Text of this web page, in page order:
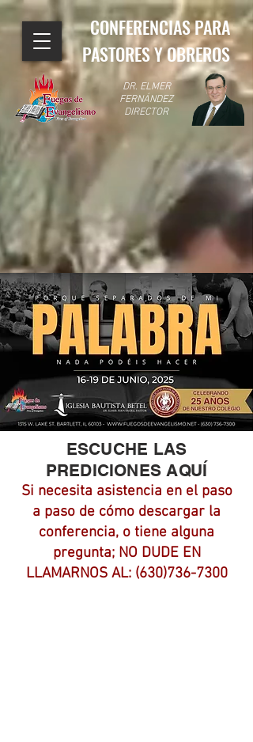
DR. ELMER
FERNÁNDEZ
DIRECTOR
CONFERENCIAS PARA
PASTORES Y OBREROS
ESCUCHE LAS
PREDICIONES AQUÍ
Si necesita asistencia en el paso
a paso de cómo descargar la
conferencia, o tiene alguna
pregunta; NO DUDE EN
LLAMARNOS AL: (630)736-7300